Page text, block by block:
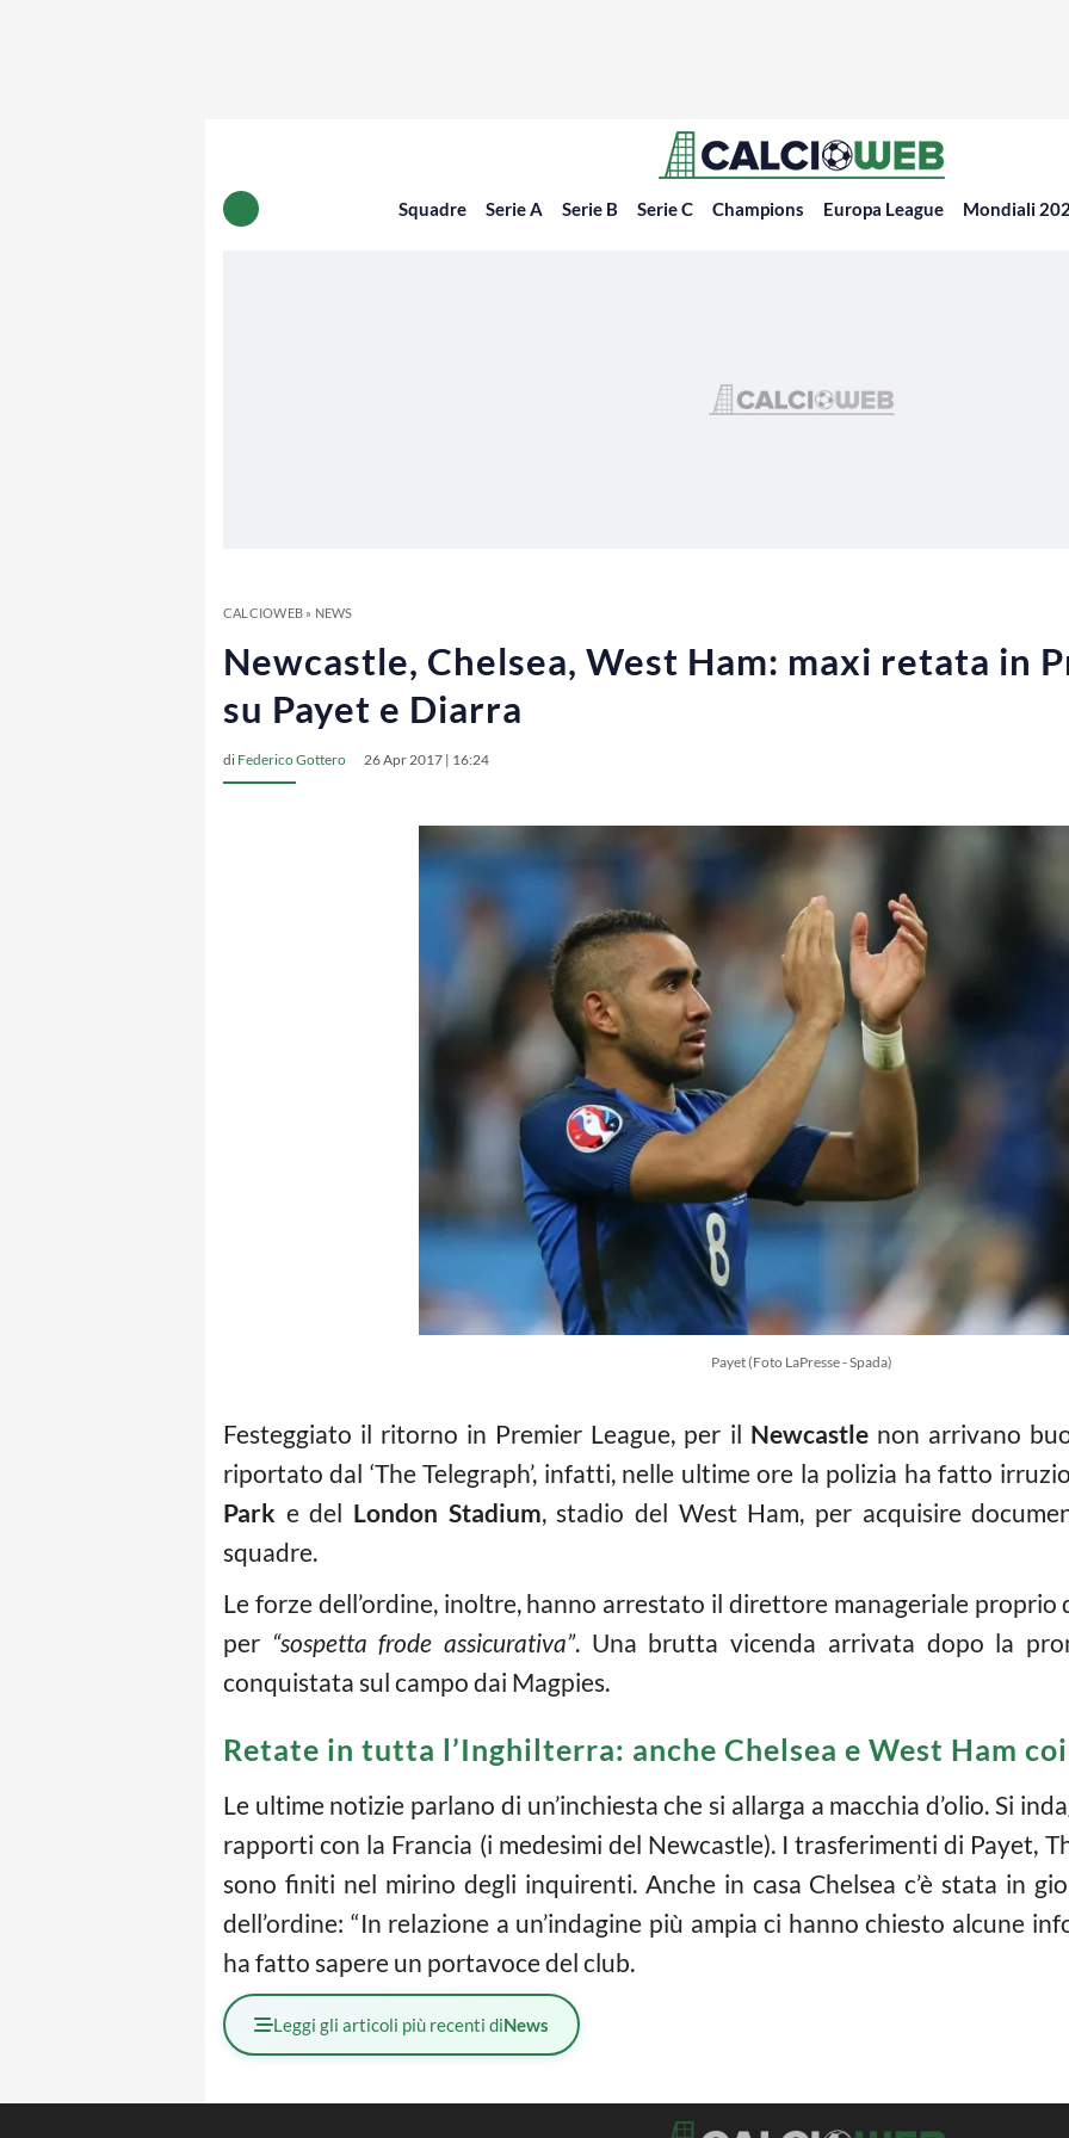
Squadre Serie A Serie B Serie C Champions Europa League Mondiali
CALCIOWEB» NEWS
Newcastle, Chelsea, West Ham: maxi retata in
su Payet e Diarra
di Federico Gottero 26 Apr 2017 | 16:24
Payet (Foto LaPresse - Spada)
Festeggiato il ritorno in Premier League, per il Newcastlenon arrivano
riportato dal ‘The Telegraph’, infatti, nelle ultime ore la polizia ha fatto
Park e del London Stadium, stadio del West Ham, per acquisire
squadre.
Le forze dell’ordine, inoltre, hanno arrestato il direttore manageriale proprio
per “sospetta frode assicurativa”. Una brutta vicenda arrivata dopo la
conquistata sul campo dai Magpies.
Retate in tutta l’Inghilterra: anche Chelsea e West Ham
Le ultime notizie parlano di un’inchiesta che si allarga a macchia d’olio. Si
rapporti con la Francia (i medesimi del Newcastle). I trasferimenti di Payet,
sono finiti nel mirino degli inquirenti. Anche in casa Chelsea c’è stata in
dell’ordine: “In relazione a un’indagine più ampia ci hanno chiesto alcune
ha fatto sapere un portavoce del club.
Leggi gli articoli più recenti diNews